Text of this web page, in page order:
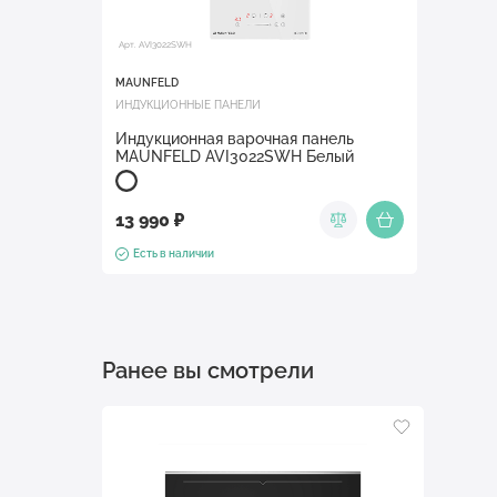
Арт. AVI3022SWH
MAUNFELD
ИНДУКЦИОННЫЕ ПАНЕЛИ
Индукционная варочная панель
MAUNFELD AVI3022SWH Белый
13 990 ₽
Есть в наличии
Ранее вы смотрели